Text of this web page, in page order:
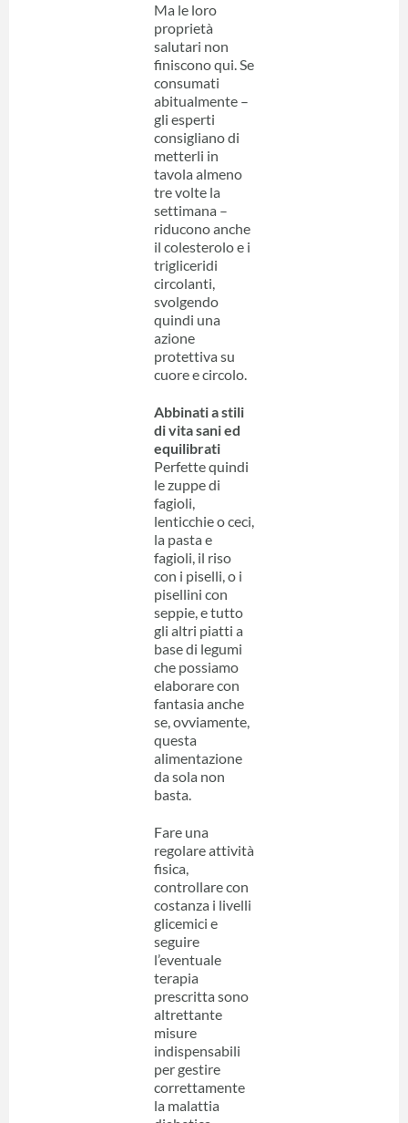
Ma le loro
proprietà
salutari non
finiscono qui. Se
consumati
abitualmente –
gli esperti
consigliano di
metterli in
tavola almeno
tre volte la
settimana –
riducono anche
il colesterolo e i
trigliceridi
circolanti,
svolgendo
quindi una
azione
protettiva su
cuore e circolo.
Abbinati a stili
di vita sani ed
equilibrati
Perfette quindi
le zuppe di
fagioli,
lenticchie o ceci,
la pasta e
fagioli, il riso
con i piselli, o i
pisellini con
seppie, e tutto
gli altri piatti a
base di legumi
che possiamo
elaborare con
fantasia anche
se, ovviamente,
questa
alimentazione
da sola non
basta.
Fare una
regolare attività
fisica,
controllare con
costanza i livelli
glicemici e
seguire
l’eventuale
terapia
prescritta sono
altrettante
misure
indispensabili
per gestire
correttamente
la malattia